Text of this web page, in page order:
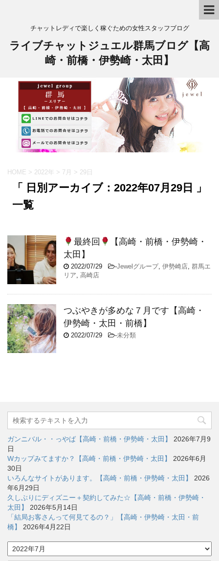
チャットレディで楽しく稼ぐための女性スタッフブログ
ライブチャットジュエル群馬ブログ【高
崎・前橋・伊勢崎・太田】
HOME > 2022年 > 7月 > 29日
「 日別アーカイブ：2022年07月29日 」
一覧
最終回
【高崎・前橋・伊勢崎・
太田】
2022/07/29 -Jewelグループ, 伊勢崎店, 群馬エ
リア, 高崎店
つぶやきが多めな７月です【高崎・
伊勢崎・太田・前橋】
2022/07/29 -未分類
ガンニバル・・っやば【高崎・前橋・伊勢崎・太田】
2026年7月9
日
Wカップみてますか？【高崎・前橋・伊勢崎・太田】
2026年6月
30日
いろんなサイトがあります。【高崎・前橋・伊勢崎・太田】
2026
年6月29日
久しぶりにディズニー＋契約してみた☆【高崎・前橋・伊勢崎・
太田】
2026年5月14日
「結局お客さんって何見てるの？」【高崎・伊勢崎・太田・前
橋】
2026年4月22日
ア
ー